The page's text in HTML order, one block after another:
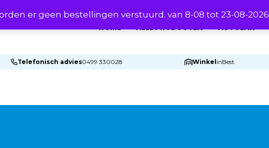
er geen bestellingen verstuurd. van 8-08 tot 23-08-2026
HOME ALLE PRODUCTEN AUTOLAK
Telefonisch advies0499 330028 Winkel inBest